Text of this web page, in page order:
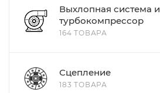
Выхлопная система и
турбокомпрессор
164 ТОВАРА
Сцепление
183 ТОВАРА